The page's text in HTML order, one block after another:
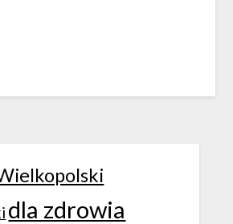
dla zdrowia